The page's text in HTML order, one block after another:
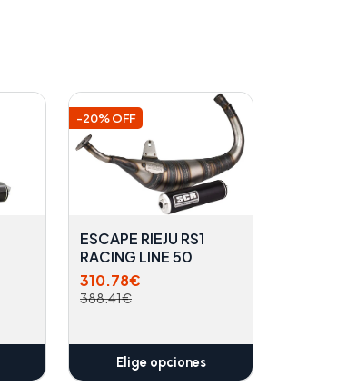
-20% OFF
ESCAPE RIEJU RS1
RACING LINE 50
310.78€
388.41€
Elige opciones